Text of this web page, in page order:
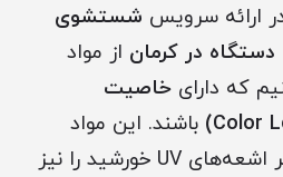
ارائه سرویس شستشوی
در کرمان از مواد
که دارای خاصیت
باشند. این مواد
خاصیت محافظتی در برابر اشعه‌های UV خورشید را نیز